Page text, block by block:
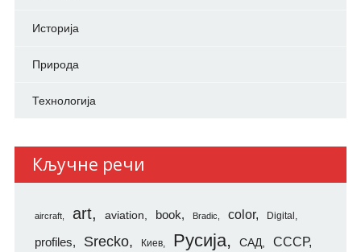
Историја
Природа
Технологија
Кључне речи
aircraft art aviation book Bradic color Digital
profiles Srecko Киев Русија САД СССР